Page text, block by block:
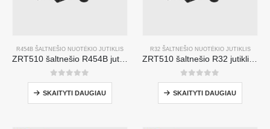
R454B ŠALTNEŠIO NUOTĖKIO JUTIKLIS
0iš 5
SKAITYTI DAUGIAU
R32 ŠALTNEŠIO NUOTĖKIO JUTIKLIS
0iš 5
SKAITYTI DAUGIAU